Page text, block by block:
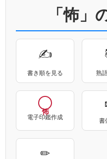
「怖」
✍
書き順を見る 熟
電子印鑑作成 書
✏